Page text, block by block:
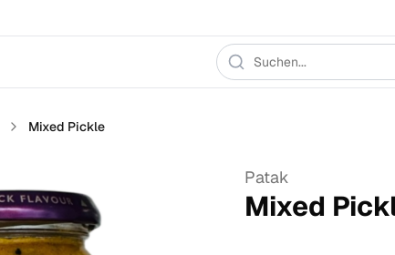
Mixed Pickle
Patak
Mixed